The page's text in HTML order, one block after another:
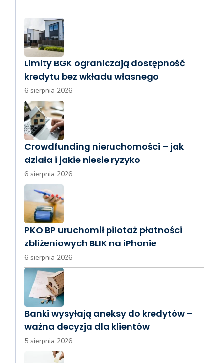
Limity BGK ograniczają dostępność
kredytu bez wkładu własnego
6 sierpnia 2026
Crowdfunding nieruchomości – jak
działa i jakie niesie ryzyko
6 sierpnia 2026
PKO BP uruchomił pilotaż płatności
zbliżeniowych BLIK na iPhonie
6 sierpnia 2026
Banki wysyłają aneksy do kredytów –
ważna decyzja dla klientów
5 sierpnia 2026